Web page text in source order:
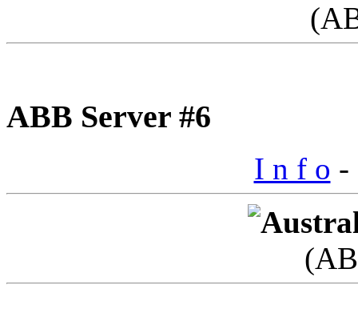
ABB Server #6
I n f o -